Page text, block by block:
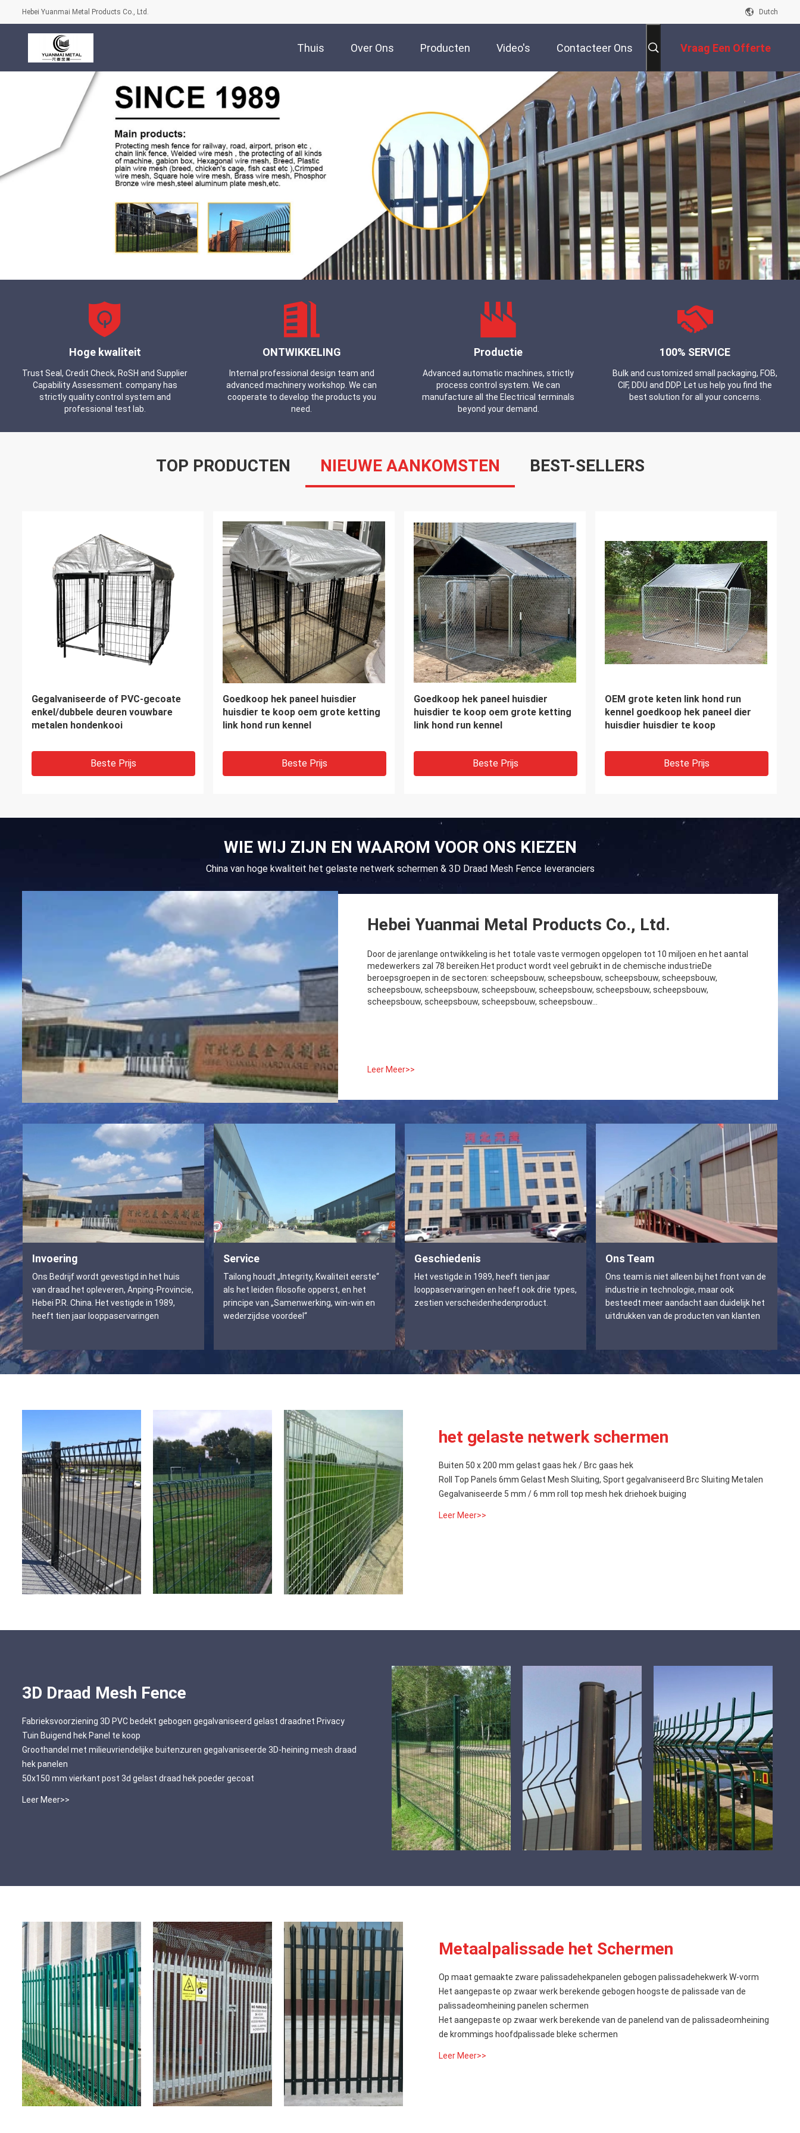
Hebei Yuanmai Metal Products Co., Ltd. Dutch
Thuis Over Ons Producten Video's Contacteer Ons Vraag Een Offerte
Aan
Hoge kwaliteit
Trust Seal, Credit Check, RoSH and Supplier
Capability Assessment. company has
strictly quality control system and
professional test lab.
ONTWIKKELING
Internal professional design team and
advanced machinery workshop. We can
cooperate to develop the products you
need.
Productie
Advanced automatic machines, strictly
process control system. We can
manufacture all the Electrical terminals
beyond your demand.
100% SERVICE
Bulk and customized small packaging, FOB,
CIF, DDU and DDP. Let us help you find the
best solution for all your concerns.
TOP PRODUCTEN NIEUWE AANKOMSTEN BEST-SELLERS
Hoge sterkte warm gedompeld
gegalvaniseerd hersteld defensief
barrière muur Hesco barrière muur
Beste Prijs
Persoonlijke metalen
menigtebeheersbarrières /
draagbare barricades / tijdelijke
Beste Prijs
Het vierkant galvaniseerde Gelaste
de draad van Draadmesh double het
Schermen Breedte 0.92.5m de pvc
van het draadnetwerk
Beste Prijs
Verdedigingsbastion 1.5m×1.5m
1.5m×2m van de Barrièremuur om
zich tegen de explosieve dikte van
verzetten
Beste Prijs
WIE WIJ ZIJN EN WAAROM VOOR ONS KIEZEN
China van hoge kwaliteit het gelaste netwerk schermen & 3D Draad Mesh Fence leveranciers
Hebei Yuanmai Metal Products Co., Ltd.
Door de jarenlange ontwikkeling is het totale vaste vermogen opgelopen tot 10 miljoen en het aantal
medewerkers zal 78 bereiken.Het product wordt veel gebruikt in de chemische industrieDe
beroepsgroepen in de sectoren: scheepsbouw, scheepsbouw, scheepsbouw, scheepsbouw,
scheepsbouw, scheepsbouw, scheepsbouw, scheepsbouw, scheepsbouw, scheepsbouw,
scheepsbouw, scheepsbouw, scheepsbouw, scheepsbouw...
Leer Meer>>
Invoering
Ons Bedrijf wordt gevestigd in het huis
van draad het opleveren, Anping-Provincie,
Hebei P.R. China. Het vestigde in 1989,
heeft tien jaar looppaservaringen
Service
Tailong houdt „lntegrity, Kwaliteit eerste“
als het leiden filosofie opperst, en het
principe van „Samenwerking, win-win en
wederzijdse voordeel“
Geschiedenis
Het vestigde in 1989, heeft tien jaar
looppaservaringen en heeft ook drie types,
zestien verscheidenhedenproduct.
Ons Team
Ons team is niet alleen bij het front van de
industrie in technologie, maar ook
besteedt meer aandacht aan duidelijk het
uitdrukken van de producten van klanten
het gelaste netwerk schermen
Buiten 50 x 200 mm gelast gaas hek / Brc gaas hek
Roll Top Panels 6mm Gelast Mesh Sluiting, Sport gegalvaniseerd Brc Sluiting Metalen
Gegalvaniseerde 5 mm / 6 mm roll top mesh hek driehoek buiging
Leer Meer>>
3D Draad Mesh Fence
Fabrieksvoorziening 3D PVC bedekt gebogen gegalvaniseerd gelast draadnet Privacy
Tuin Buigend hek Panel te koop
Groothandel met milieuvriendelijke buitenzuren gegalvaniseerde 3D-heining mesh draad
hek panelen
50x150 mm vierkant post 3d gelast draad hek poeder gecoat
Leer Meer>>
Metaalpalissade het Schermen
Op maat gemaakte zware palissadehekpanelen gebogen palissadehekwerk W-vorm
Het aangepaste op zwaar werk berekende gebogen hoogste de palissade van de
palissadeomheining panelen schermen
Het aangepaste op zwaar werk berekende van de panelend van de palissadeomheining
de krommings hoofdpalissade bleke schermen
Leer Meer>>